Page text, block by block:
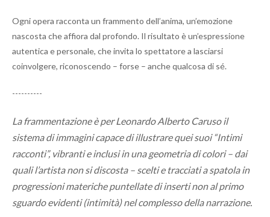
Ogni opera racconta un frammento dell’anima, un’emozione
nascosta che affiora dal profondo. Il risultato è un’espressione
autentica e personale, che invita lo spettatore a lasciarsi
coinvolgere, riconoscendo – forse – anche qualcosa di sé.
----------
La frammentazione è per Leonardo Alberto Caruso il
sistema di immagini capace di illustrare quei suoi “Intimi
racconti”, vibranti e inclusi in una geometria di colori – dai
quali l’artista non si discosta – scelti e tracciati a spatola in
progressioni materiche puntellate di inserti non al primo
sguardo evidenti (intimità) nel complesso della narrazione.